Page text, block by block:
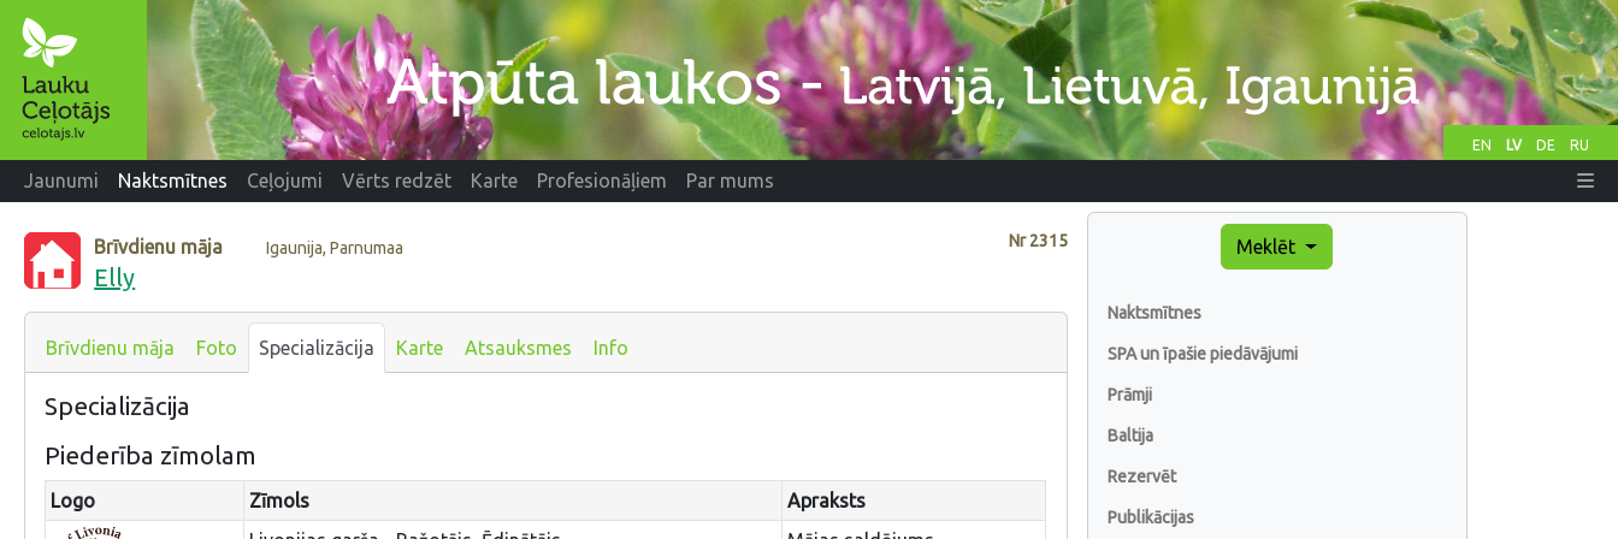
EN LV DE RU
Jaunumi Naktsmītnes Ceļojumi Vērts redzēt Karte Profesionāļiem Par mums
Nr2315
Brīvdienu māja Igaunija, Parnumaa
Elly
Brīvdienu māja Foto Specializācija Karte Atsauksmes Info
Specializācija
Piederība zīmolam
Logo Zīmols
Apraksts
Meklēt
Naktsmītnes
SPA un īpašie piedāvājumi
Prāmji
Baltija
Rezervēt
Publikācijas